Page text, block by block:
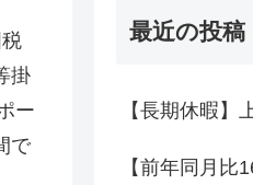
掛
ー
で
最近の投稿
【長期休暇】
【前年同月比